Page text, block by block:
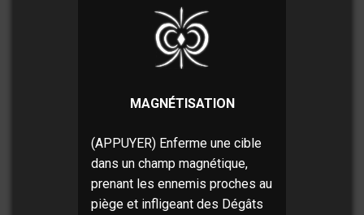
MAGNÉTISATION
(APPUYER) Enferme une cible
dans un champ magnétique,
prenant les ennemis proches au
piège et infligeant des Dégâts